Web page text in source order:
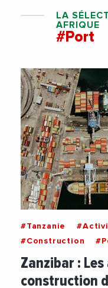
LA
AFRIQUE
#Port
#Tanzanie
#Construction
Zanzibar :
construction